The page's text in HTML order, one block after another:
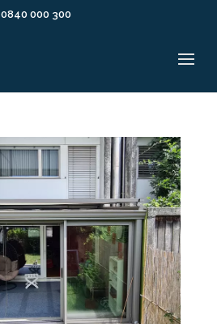
0840 000 300